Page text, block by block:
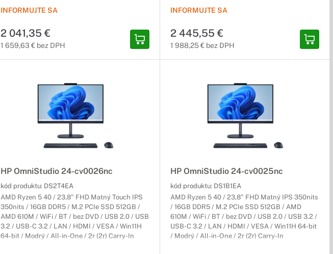
Carry-In
INFORMUJTE SA
2 041,35 €
1 659,63 € bez DPH
in-One / 2r (2r) Carry-In
INFORMUJTE SA
2 445,55 €
1 988,25 € bez DPH
HP OmniStudio 24-cv0026nc
kód produktu: DS2T4EA
AMD Ryzen 5 40 / 23,8" FHD Matný Touch IPS
350nits / 16GB DDR5 / M.2 PCIe SSD 512GB /
AMD 610M / WiFi / BT / bez DVD / USB 2.0 / USB
3.2 / USB-C 3.2 / LAN / HDMI / VESA / Win11H
64-bit / Modrý / All-in-One / 2r (2r) Carry-In
HP OmniStudio 24-cv0025nc
kód produktu: DS1B1EA
AMD Ryzen 5 40 / 23,8" FHD Matný IPS 350nits
/ 16GB DDR5 / M.2 PCIe SSD 512GB / AMD
610M / WiFi / BT / bez DVD / USB 2.0 / USB 3.2 /
USB-C 3.2 / LAN / HDMI / VESA / Win11H 64-bit
/ Modrý / All-in-One / 2r (2r) Carry-In